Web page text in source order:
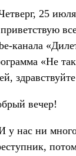
25
канала
«Не
вечер!
у нас ни